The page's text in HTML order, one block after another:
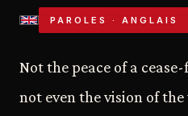
PAROLES · ANGLAIS
Not the peace of a
not even the vision of